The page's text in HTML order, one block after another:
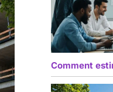
Comment